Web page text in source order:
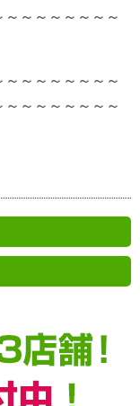
～～～～～～～
～～～～～～～
～～～～～～～